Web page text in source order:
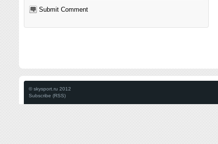
© skysport.ru 2012
Subscribe (RSS)